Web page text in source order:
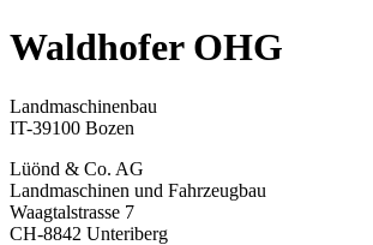
Waldhofer OHG
Landmaschinenbau
IT-39100 Bozen
Lüönd & Co. AG
Landmaschinen und Fahrzeugbau
Waagtalstrasse 7
CH-8842 Unteriberg